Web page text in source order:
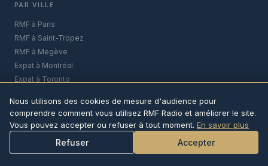
PAR VILLE
RMF à Paris
RMF à Saint-Tropez
RMF à Megève
Expat à Montréal
Expat à Toronto
© 2026 RMF Radio · La French Connexion · Tous droits réservés
contact@rmf-radio.comMentions légalesConfidentialité
Nous utilisons des cookies de mesure d'audience pour
comprendre comment vous utilisez RMF Radio et améliorer le site.
Vous pouvez accepter ou refuser à tout moment. En savoir plus
Refuser Accepter